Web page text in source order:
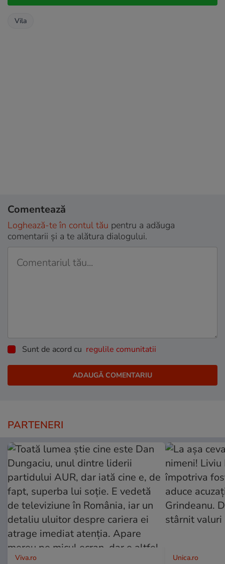
Vila
Comentează
Loghează-te în contul tău pentru a adăuga
comentarii și a te alătura dialogului.
Sunt de acord cu regulile comunitatii
PARTENERI
Viva.ro Unica.ro